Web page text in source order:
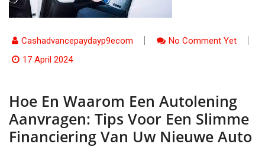
Cashadvancepaydayp9ecom
No Comment Yet
17 April 2024
Hoe En Waarom Een Autolening
Aanvragen: Tips Voor Een Slimme
Financiering Van Uw Nieuwe Auto